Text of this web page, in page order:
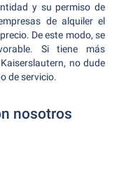
y su permiso de
de alquiler el
De este modo, se
Si tiene más
no dude
de servicio.
nosotros